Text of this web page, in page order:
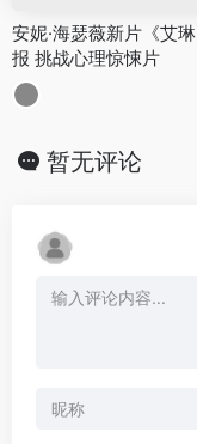
安妮·海瑟薇新片《艾
报 挑战心理惊悚片
暂无评论